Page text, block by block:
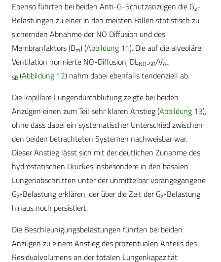
Ebenso führten bei beiden Anti-G-Schutzanzügen die Gz-
Belastungen zu einer in den meisten Fällen statistisch zu
sichernden Abnahme der NO Diffusion und des
Membranfaktors (Dm) (Abbildung 11). Die auf die alveoläre
Ventilation normierte NO-Diffusion, DLNO-SB/VA-
SB(Abbildung 12) nahm dabei ebenfalls tendenziell ab.
Die kapilläre Lungendurchblutung zeigte bei beiden
Anzügen einen zum Teil sehr klaren Anstieg (Abbildung 13),
ohne dass dabei ein systematischer Unterschied zwischen
den beiden betrachteten Systemen nachweisbar war.
Dieser Anstieg lässt sich mit der deutlichen Zunahme des
hydrostatischen Druckes insbesondere in den basalen
Lungenabschnitten unter der unmittelbar vorangegangene
Gz-Belastung erklären, der über die Zeit der Gz-Belastung
hinaus noch persistiert.
Die Beschleunigungsbelastungen führten bei beiden
Anzügen zu einem Anstieg des prozentualen Anteils des
Residualvolumens an der totalen Lungenkapazität